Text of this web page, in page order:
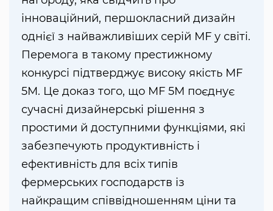
інноваційний, першокласний дизайн
однієї з найважливіших серій MF у світі.
Перемога в такому престижному
конкурсі підтверджує високу якість MF
5M. Це доказ того, що MF 5M поєднує
сучасні дизайнерські рішення з
простими й доступними функціями, які
забезпечують продуктивність і
ефективність для всіх типів
фермерських господарств із
найкращим співвідношенням ціни та